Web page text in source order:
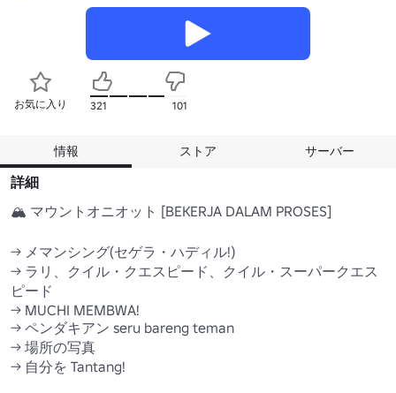
お気に入り 321 101
情報 ストア サーバー
詳細
🏔️ マウントオニオット [BEKERJA DALAM PROSES]
→ メマンシング(セゲラ・ハディル!)
→ ラリ、クイル・クエスピード、クイル・スーパークエス
ピード
→ MUCHI MEMBWA!
→ ペンダキアン seru bareng teman
→ 場所の写真
→ 自分を Tantang!